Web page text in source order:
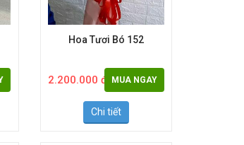
2.200.000 đ MUA NGAY